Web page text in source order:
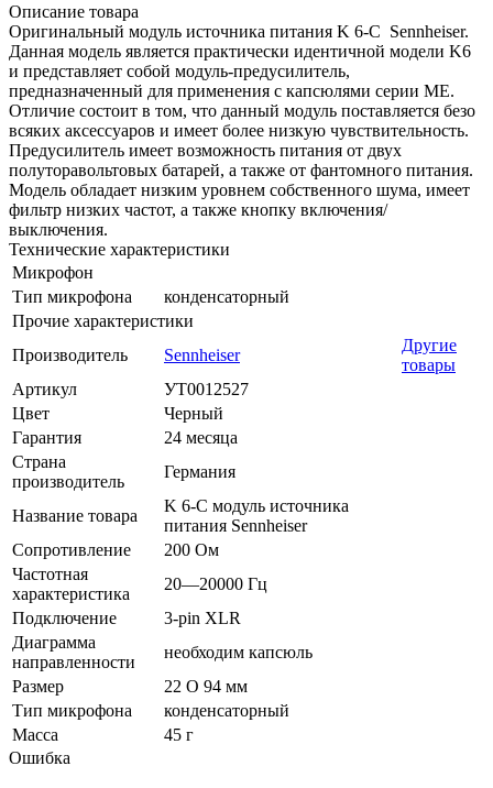
Описание товара
Оригинальный модуль источника питания K 6-C Sennheiser.
Данная модель является практически идентичной модели K6
и представляет собой модуль-предусилитель,
предназначенный для применения с капсюлями серии ME.
Отличие состоит в том, что данный модуль поставляется безо
всяких аксессуаров и имеет более низкую чувствительность.
Предусилитель имеет возможность питания от двух
полуторавольтовых батарей, а также от фантомного питания.
Модель обладает низким уровнем собственного шума, имеет
фильтр низких частот, а также кнопку включения/
выключения.
Технические характеристики
Микрофон
Тип микрофона
конденсаторный
Прочие характеристики
Производитель
Sennheiser
Другие
товары
Артикул
УТ0012527
Цвет
Черный
Гарантия
24 месяца
Страна
производитель
Германия
Название товара
K 6-C модуль источника
питания Sennheiser
Сопротивление
200 Ом
Частотная
характеристика
20—20000 Гц
Подключение
3-pin XLR
Диаграмма
направленности
необходим капсюль
Размер
22 O 94 мм
Тип микрофона
конденсаторный
Масса
45 г
Ошибка